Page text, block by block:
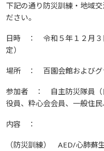
下記の通り防災訓練・地域
ださい。
日時 ： 令和５年１２月３
定）
場所 ： 百園会館およびグ
参加者 ： 自主防災隊員（
役員、粋心会会員、一般住
内容 ：
（防災訓練） AED/心肺蘇